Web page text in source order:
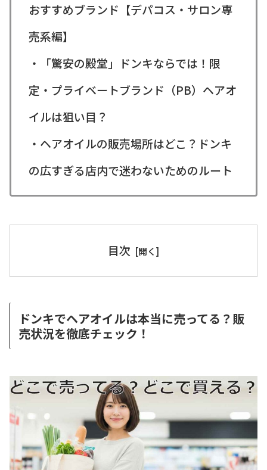
おすすめブランド【デパコス・サロン専
売系編】
・「驚安の殿堂」ドンキならでは！限
定・プライベートブランド（PB）ヘアオ
イルは狙い目？
・ヘアオイルの販売場所はどこ？ドンキ
の広すぎる店内で迷わないためのルート
目次
ドンキでヘアオイルは本当に売ってる？販
売状況を徹底チェック！